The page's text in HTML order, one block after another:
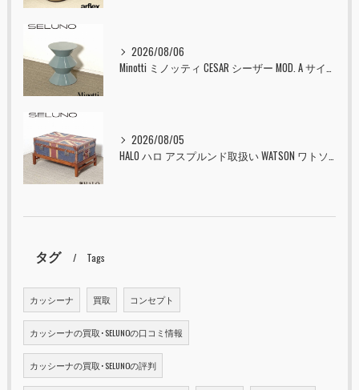
2026/08/06
2026/08/05
タグ Tags
カッシーナ 買取 コンセプト
カッシーナの買取･SELUNOの口コミ情報
カッシーナの買取･SELUNOの評判